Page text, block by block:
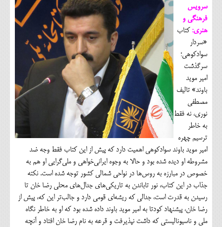
سرویس
فرهنگی و
هنری: کتاب
«سردار
سوادکوهی؛
سرگذشت
امیر موید
باوند» تالیف
مصطفی
نوری، نه فقط
به خاطر
ترسیم چهره
امیر موید باوند سوادکوهی اهمیت دارد که پیش از این کتاب فقط وجه ضد
مشروطه او دیده شده بود و حالا به وجوه ایرانی‌خواهی و ملی‌گرایی او هم به
خصوص در مبارزه به روس‌ها در نواحی شمالی کشور توجه شده‌ است. نکته
جذاب در این کتاب، نور تاباندن به تاریکی‌های جدال‌های محلی رضا خان تا
رسیدن به قدرت است، جدالی که ریشه‌ای قومی دارد و جالب‌تر این که، پیش از
رضا خان، پیشنهاد کودتا به امیر موید باوند داده شده بود که او به خاطر نگاه
ملی و ناسیونالیستی که داشت نپذیرفت و قرعه به نام رضا خان افتاد و آنچه